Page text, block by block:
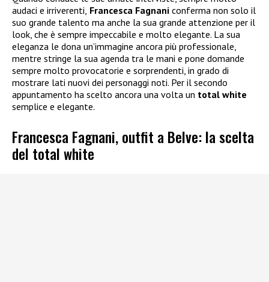
audaci e irriverenti, Francesca Fagnani conferma non solo il
suo grande talento ma anche la sua grande attenzione per il
look, che è sempre impeccabile e molto elegante. La sua
eleganza le dona un’immagine ancora più professionale,
mentre stringe la sua agenda tra le mani e pone domande
sempre molto provocatorie e sorprendenti, in grado di
mostrare lati nuovi dei personaggi noti. Per il secondo
appuntamento ha scelto ancora una volta un total white
semplice e elegante.
Francesca Fagnani, outfit a Belve: la scelta
del total white